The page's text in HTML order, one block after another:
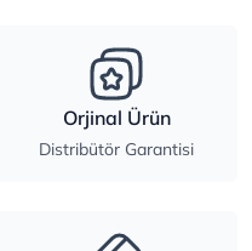
Orjinal Ürün
Distribütör Garantisi